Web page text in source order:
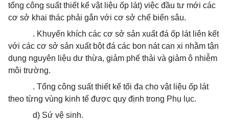
tổng công suất thiết kế vật liệu ốp lát) việc đầu tư mới các
cơ sở khai thác phải gắn với cơ sở chế biến sâu.
. Khuyến khích các cơ sở sản xuất đá ốp lát liên kết
với các cơ sở sản xuất bột đá các bon nát can xi nhằm tận
dụng nguyên liệu dư thừa, giảm phế thải và giảm ô nhiễm
môi trường.
. Tổng công suất thiết kế tối đa cho vật liệu ốp lát
theo từng vùng kinh tế được quy định trong Phụ lục.
d) Sứ vệ sinh.